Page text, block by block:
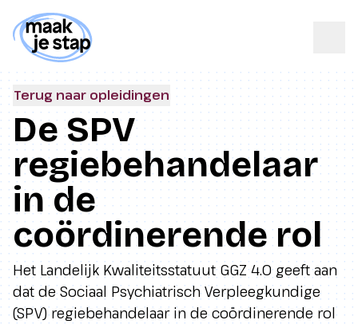
Terug naar opleidingen
De SPV
regiebehandelaar
in de
coördinerende rol
Het Landelijk Kwaliteitsstatuut GGZ 4.0 geeft aan
dat de Sociaal Psychiatrisch Verpleegkundige
(SPV) regiebehandelaar in de coördinerende rol